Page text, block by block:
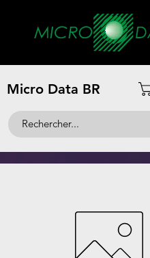
Micro Data BR